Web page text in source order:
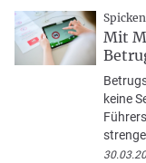
Mit
keine